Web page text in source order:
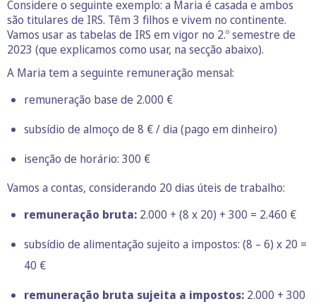
Considere o seguinte exemplo: a Maria é casada e ambos
são titulares de IRS. Têm 3 filhos e vivem no continente.
Vamos usar as tabelas de IRS em vigor no 2.º semestre de
2023 (que explicamos como usar, na secção abaixo).
A Maria tem a seguinte remuneração mensal:
remuneração base de 2.000 €
subsídio de almoço de 8 € / dia (pago em dinheiro)
isenção de horário: 300 €
Vamos a contas, considerando 20 dias úteis de trabalho:
remuneração bruta: 2.000 + (8 x 20) + 300 = 2.460 €
subsídio de alimentação sujeito a impostos: (8 – 6) x 20 =
40 €
remuneração bruta sujeita a impostos: 2.000 + 300